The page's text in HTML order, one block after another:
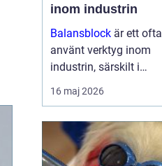
inom industrin
Balansblock är ett ofta
använt verktyg inom
industrin, särskilt i
verkstads- och
produktionsmiljöer, där
effektivisera
arbetsfl&oum...
16 maj 2026